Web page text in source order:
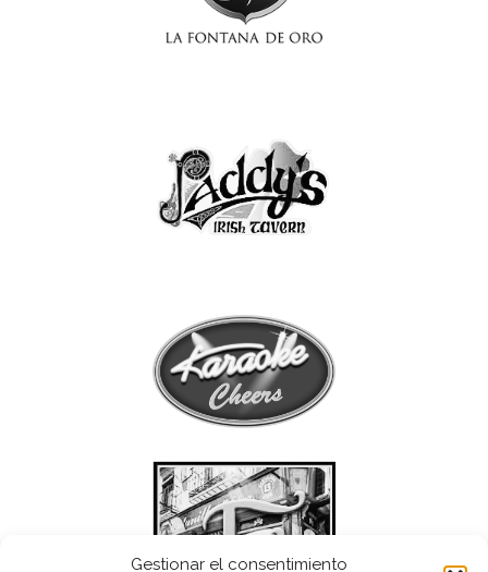
Gestionar el consentimiento